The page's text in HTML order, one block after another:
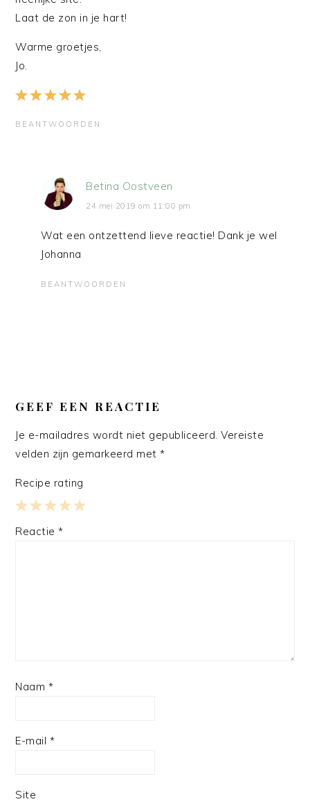
Laat de zon in je hart!
Warme groetjes,
Jo.
BEANTWOORDEN
Betina Oostveen
24 mei 2019 om 11:00 pm
Wat een ontzettend lieve reactie! Dank je wel
Johanna
BEANTWOORDEN
GEEF EEN REACTIE
Je e-mailadres wordt niet gepubliceerd. Vereiste
velden zijn gemarkeerd met*
Recipe rating
4
3
2
1
Reactie*
Naam *
E-mail *
Site